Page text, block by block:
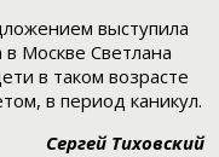
выступила
Москве Светлана
в таком возрасте
в период каникул.
Сергей Тиховский